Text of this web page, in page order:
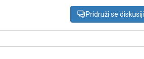
Pridruži se diskusiji